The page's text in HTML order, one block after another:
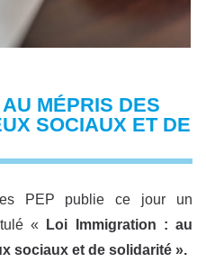
MÉPRIS DES
SOCIAUX ET DE
PEP publie ce jour un
«
Loi Immigration : au
sociaux et de solidarité ».